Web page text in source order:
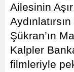
Ailesinin
Şükran’ın
Kalpler
filmleriyle